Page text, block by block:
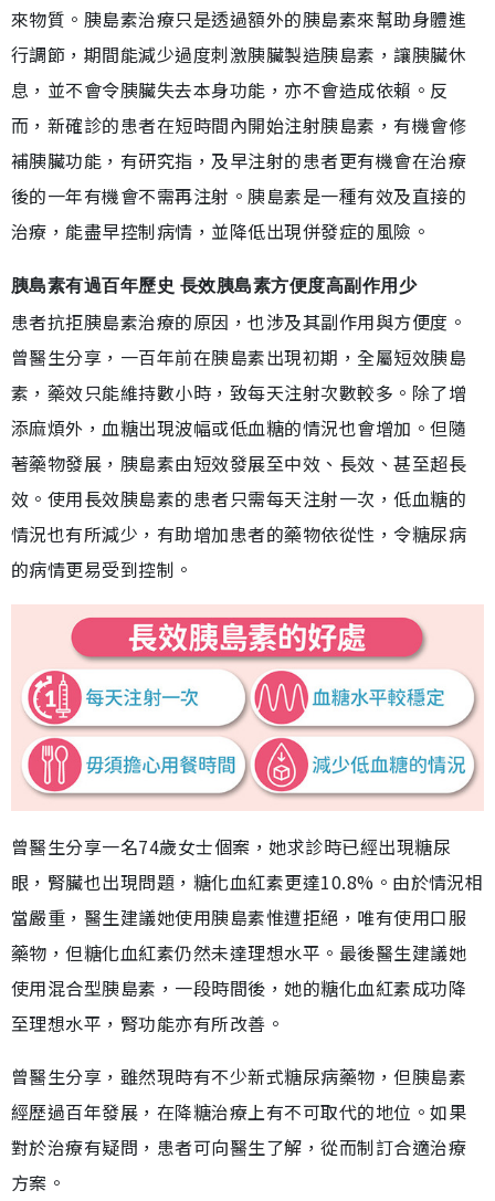
來物質。胰島素治療只是透過額外的胰島素來幫助身體進
行調節，期間能減少過度刺激胰臟製造胰島素，讓胰臟休
息，並不會令胰臟失去本身功能，亦不會造成依賴。反
而，新確診的患者在短時間內開始注射胰島素，有機會修
補胰臟功能，有研究指，及早注射的患者更有機會在治療
後的一年有機會不需再注射。胰島素是一種有效及直接的
治療，能盡早控制病情，並降低出現併發症的風險。
胰島素有過百年歷史 長效胰島素方便度高副作用少
患者抗拒胰島素治療的原因，也涉及其副作用與方便度。
曾醫生分享，一百年前在胰島素出現初期，全屬短效胰島
素，藥效只能維持數小時，致每天注射次數較多。除了增
添麻煩外，血糖出現波幅或低血糖的情況也會增加。但隨
著藥物發展，胰島素由短效發展至中效、長效、甚至超長
效。使用長效胰島素的患者只需每天注射一次，低血糖的
情況也有所減少，有助增加患者的藥物依從性，令糖尿病
的病情更易受到控制。
曾醫生分享一名74歲女士個案，她求診時已經出現糖尿
眼，腎臟也出現問題，糖化血紅素更達10.8%。由於情況相
當嚴重，醫生建議她使用胰島素惟遭拒絕，唯有使用口服
藥物，但糖化血紅素仍然未達理想水平。最後醫生建議她
使用混合型胰島素，一段時間後，她的糖化血紅素成功降
至理想水平，腎功能亦有所改善。
曾醫生分享，雖然現時有不少新式糖尿病藥物，但胰島素
經歷過百年發展，在降糖治療上有不可取代的地位。如果
對於治療有疑問，患者可向醫生了解，從而制訂合適治療
方案。